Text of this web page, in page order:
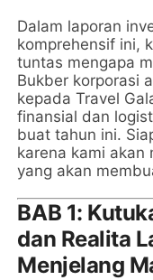
Dalam laporan
komprehensif ini,
tuntas mengapa
Bukber korporasi
kepada Travel
finansial dan
buat tahun ini.
karena kami
yang akan
BAB 1:
dan Realita
Menjelang